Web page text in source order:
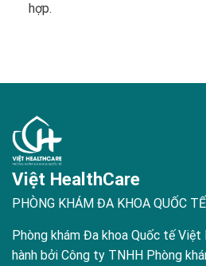
hợp.
Việt HealthCare
PHÒNG KHÁM ĐA KHOA QUỐC TẾ
Phòng khám Đa khoa Quốc tế
hành bởi Công ty TNHH Phòng